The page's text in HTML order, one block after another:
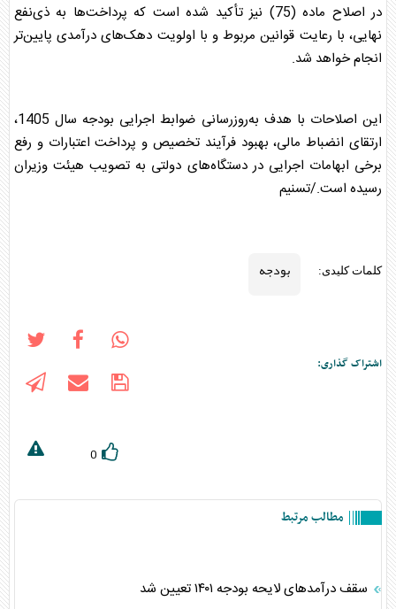
در اصلاح ماده (75) نیز تأکید شده است که پرداخت‌ها به ذی‌نفع
نهایی، با رعایت قوانین مربوط و با اولویت دهک‌های درآمدی پایین‌تر
انجام خواهد شد.
این اصلاحات با هدف به‌روزرسانی ضوابط اجرایی بودجه
سال 1405،
ارتقای انضباط مالی، بهبود فرآیند تخصیص و پرداخت اعتبارات و رفع
برخی ابهامات اجرایی در دستگاه‌های دولتی به تصویب هیئت وزیران
رسیده است./تسنیم
کلمات کلیدی: بودجه
اشتراک گذاری:
0
مطالب مرتبط
سقف درآمدهای لایحه بودجه ۱۴۰۱ تعیین شد